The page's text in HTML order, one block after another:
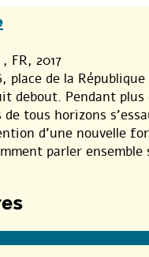
, FR, 2017
place de la
debout. Pendant
de tous horizons
d’une nouvelle
parler ensemble